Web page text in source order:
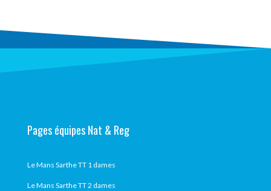
Pages équipes Nat & Reg
Le Mans Sarthe TT 1 dames
Le Mans Sarthe TT 2 dames